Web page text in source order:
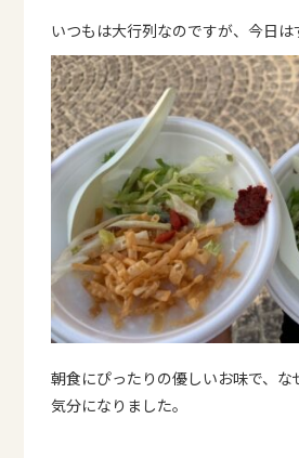
いつもは大行列なのですが、今日
朝食にぴったりの優しいお味で、な
気分になりました。